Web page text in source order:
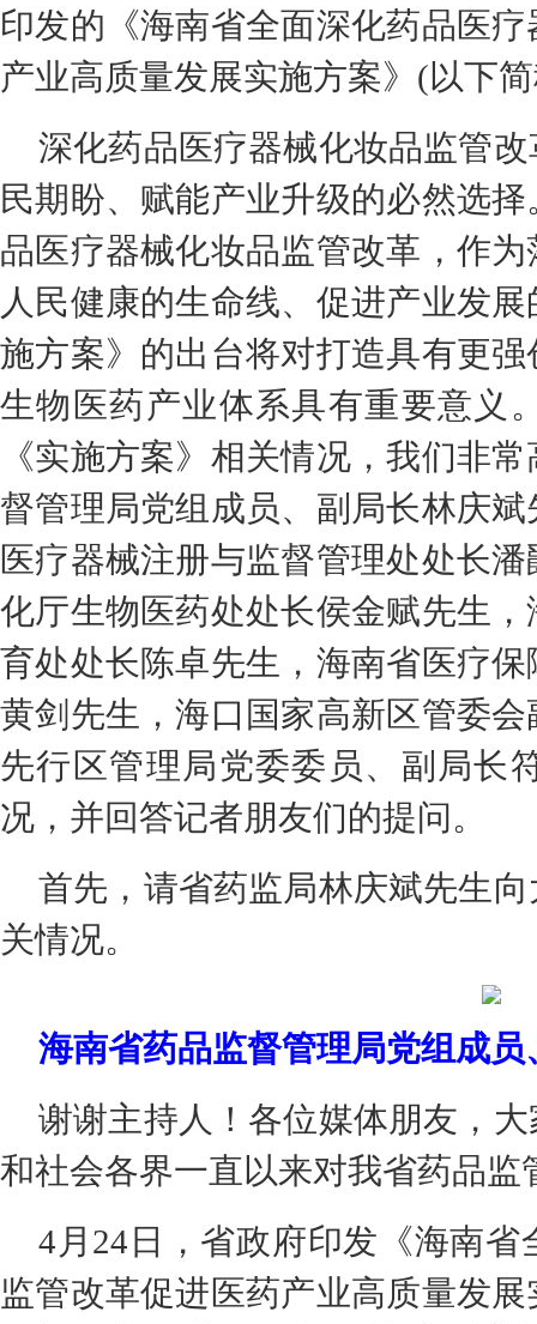
印发的《海南省全面深化药品医
产业高质量发展实施方案》(以下
深化药品医疗器械化妆品监管
民期盼、赋能产业升级的必然选
品医疗器械化妆品监管改革，作
人民健康的生命线、促进产业发
施方案》的出台将对打造具有更
生物医药产业体系具有重要意义
《实施方案》相关情况，我们非
督管理局党组成员、副局长林庆
医疗器械注册与监督管理处处长
化厅生物医药处处长侯金赋先生
育处处长陈卓先生，海南省医疗
黄剑先生，海口国家高新区管委
先行区管理局党委委员、副局长
况，并回答记者朋友们的提问。
首先，请省药监局林庆斌先生
关情况。
海南省药品监督管理局党组成
谢谢主持人！各位媒体朋友，
和社会各界一直以来对我省药品监
4月24日，省政府印发《海南
监管改革促进医药产业高质量发